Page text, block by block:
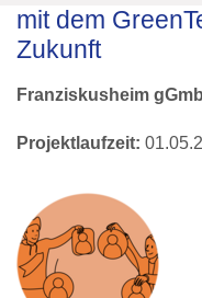
mit dem
Zukunft
Franziskusheim
Projektlaufzeit: